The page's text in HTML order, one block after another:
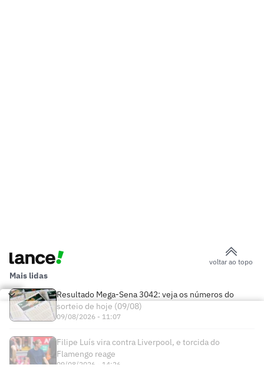
voltar ao topo
Mais lidas
Resultado Mega-Sena 3042: veja os números do
sorteio de hoje (09/08)
09/08/2026 - 11:07
Filipe Luís vira contra Liverpool, e torcida do
Flamengo reage
09/08/2026 - 14:26